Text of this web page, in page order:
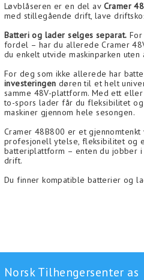
Løvblåseren er en del av Cramer
med stillegående drift, lave
Batteri og lader selges separat.
fordel – har du allerede Cramer
du enkelt utvide maskinparken uten
For deg som ikke allerede har
investeringen døren til et helt
samme 48V-plattform. Med ett
to-spors lader får du fleksibilitet
maskiner gjennom hele sesongen.
Cramer 48B800 er et
profesjonell ytelse, fleksibilitet og
batteriplattform – enten du jobber
drift.
Du finner kompatible batterier og
Norsk Tilhengersenter as